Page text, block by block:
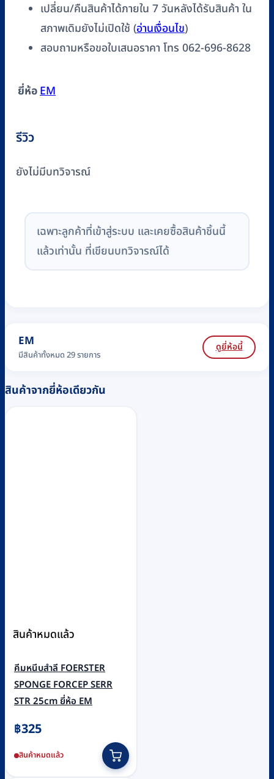
เปลี่ยน/คืนสินค้าได้ภายใน 7 วันหลังได้รับสินค้า ใน
สภาพเดิมยังไม่เปิดใช้ (อ่านเงื่อนไข)
สอบถามหรือขอใบเสนอราคา โทร 062-696-8628
ยี่ห้อEM
รีวิว
ยังไม่มีบทวิจารณ์
เฉพาะลูกค้าที่เข้าสู่ระบบ และเคยซื้อสินค้าชิ้นนี้
แล้วเท่านั้น ที่เขียนบทวิจารณ์ได้
EM
มีสินค้าทั้งหมด 29 รายการ
ดูยี่ห้อนี้
สินค้าจากยี่ห้อเดียวกัน
สินค้าหมดแล้ว
คีมหนีบสำลี FOERSTER
SPONGE FORCEP SERR
STR 25cm ยี่ห้อ EM
฿325
สินค้าหมดแล้ว